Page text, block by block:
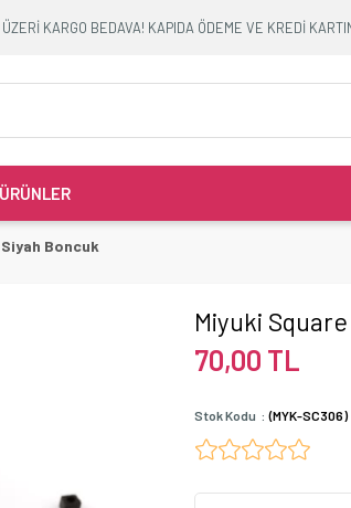
KARGO BEDAVA! KAPIDA ÖDEME VE KREDİ
Boncuk
Miyuki
70,00 TL
Stok Kodu (MYK-SC306)